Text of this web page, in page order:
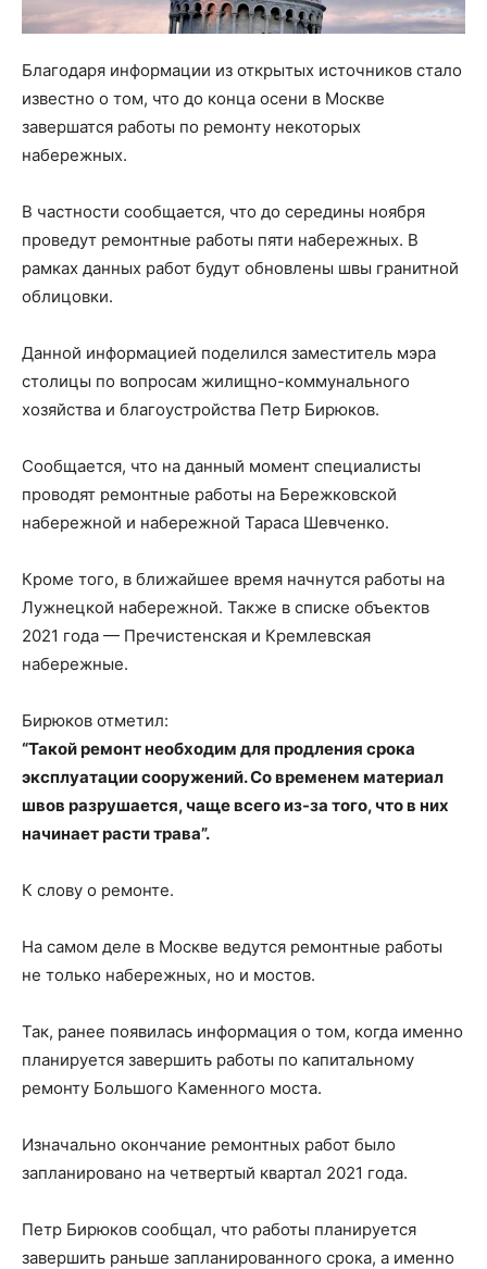
Благодаря информации из открытых источников стало
известно о том, что до конца осени в Москве
завершатся работы по ремонту некоторых
набережных.
В частности сообщается, что до середины ноября
проведут ремонтные работы пяти набережных. В
рамках данных работ будут обновлены швы гранитной
облицовки.
Данной информацией поделился заместитель мэра
столицы по вопросам жилищно-коммунального
хозяйства и благоустройства Петр Бирюков.
Сообщается, что на данный момент специалисты
проводят ремонтные работы на Бережковской
набережной и набережной Тараса Шевченко.
Кроме того, в ближайшее время начнутся работы на
Лужнецкой набережной. Также в списке объектов
2021 года — Пречистенская и Кремлевская
набережные.
Бирюков отметил:
“Такой ремонт необходим для продления срока
эксплуатации сооружений. Со временем материал
швов разрушается, чаще всего из-за того, что в них
начинает расти трава”.
К слову о ремонте.
На самом деле в Москве ведутся ремонтные работы
не только набережных, но и мостов.
Так, ранее появилась информация о том, когда именно
планируется завершить работы по капитальному
ремонту Большого Каменного моста.
Изначально окончание ремонтных работ было
запланировано на четвертый квартал 2021 года.
Петр Бирюков сообщал, что работы планируется
завершить раньше запланированного срока, а именно